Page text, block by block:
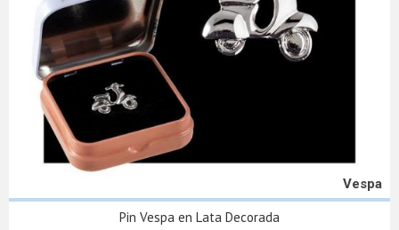
Vespa
Pin Vespa en Lata Decorada